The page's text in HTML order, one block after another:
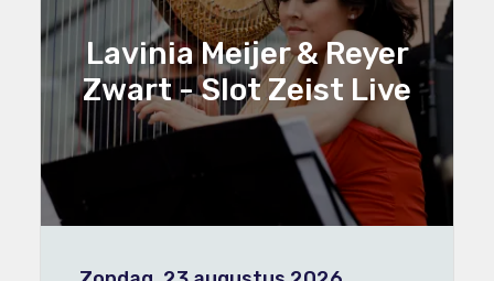
Lavinia Meijer & Reyer
Zwart - Slot Zeist Live